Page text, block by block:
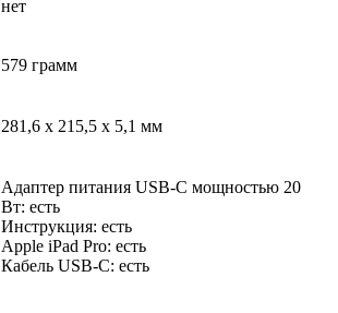
нет
579 грамм
281,6 x 215,5 x 5,1 мм
Адаптер питания USB-C мощностью 20
Вт: есть
Инструкция: есть
Apple iPad Pro: есть
Кабель USB-C: есть